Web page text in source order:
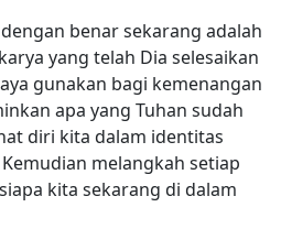
benar sekarang adalah
yang telah Dia selesaikan
gunakan bagi kemenangan
apa yang Tuhan sudah
diri kita dalam identitas
melangkah setiap
kita sekarang di dalam